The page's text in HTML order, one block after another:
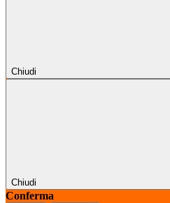
Chiudi
Chiudi
Conferma